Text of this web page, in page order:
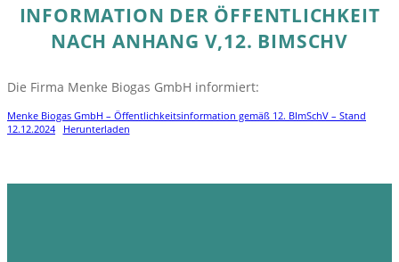
INFORMATION DER ÖFFENTLICHKEIT
NACH ANHANG V,12. BIMSCHV
Die Firma Menke Biogas GmbH informiert:
Menke Biogas GmbH – Öffentlichkeitsinformation gemäß 12. BImSchV – Stand
12.12.2024
Herunterladen